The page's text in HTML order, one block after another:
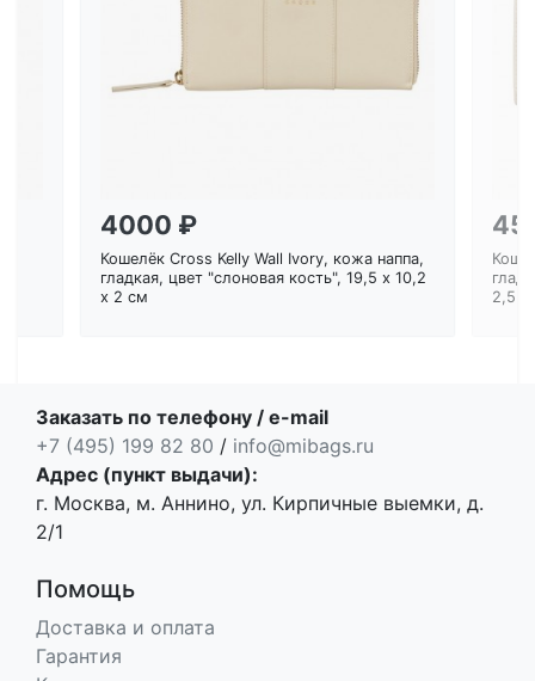
4000 ₽
Кошелёк Cross Kelly Wall Ivory, кожа наппа,
гладкая, цвет "слоновая кость", 19,5 x 10,2
x 2 см
2,5
Заказать по телефону / e-mail
+7 (495) 199 82 80 / info@mibags.ru
Адрес (пункт выдачи):
г. Москва, м. Аннино, ул. Кирпичные выемки, д.
2/1
Помощь
Доставка и оплата
Гарантия